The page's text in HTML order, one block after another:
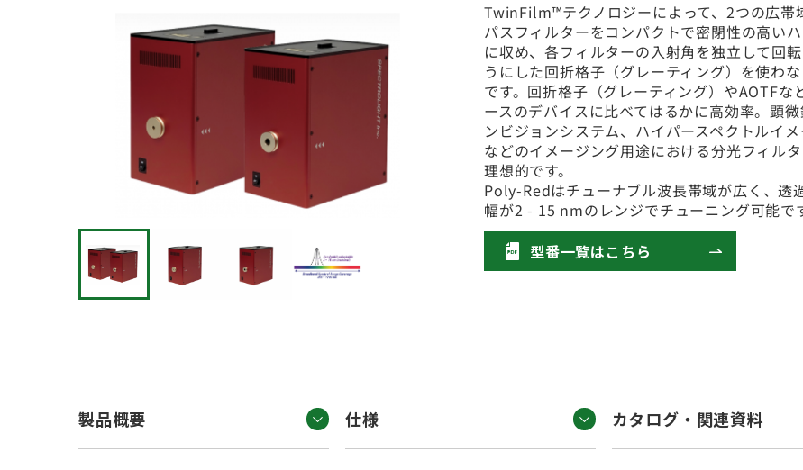
TwinFilm™テクノロジーによって、2つの広帯
パスフィルターをコンパクトで密閉性の高い
に収め、各フィルターの入射角を独立して回
うにした回折格子（グレーティング）を使わ
です。回折格子（グレーティング）やAOTFな
ースのデバイスに比べてはるかに高効率。顕
ンビジョンシステム、ハイパースペクトルイ
などのイメージング用途における分光フィル
理想的です。
Poly-Redはチューナブル波長帯域が広く、透
幅が2 - 15 nmのレンジでチューニング可能で
型番一覧はこちら
製品概要 仕様 カタログ・関連資料